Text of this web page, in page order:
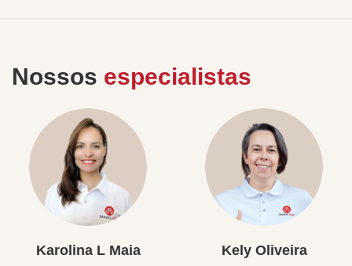
Nossos especialistas
Karolina L Maia Kely Oliveira